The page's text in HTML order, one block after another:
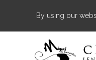
By using our